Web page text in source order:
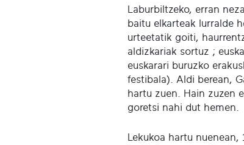
Laburbiltzeko, erran
baitu elkarteak lurralde
urteetatik goiti,
aldizkariak sortuz ;
euskarari buruzko
festibala). Aldi berean,
hartu zuen. Hain zuzen
goretsi nahi dut hemen.
Lekukoa hartu